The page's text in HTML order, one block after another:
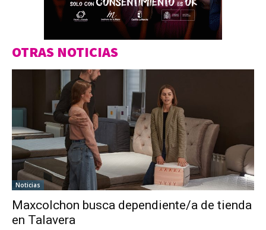
OTRAS NOTICIAS
Noticias
Maxcolchon busca dependiente/a de tienda
en Talavera